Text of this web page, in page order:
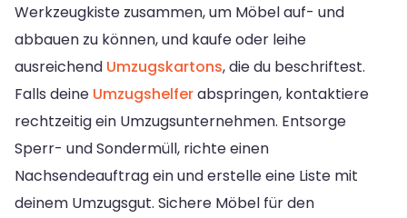
Werkzeugkiste zusammen, um Möbel auf- und
abbauen zu können, und kaufe oder leihe
ausreichend Umzugskartons, die du beschriftest.
Falls deine Umzugshelferabspringen, kontaktiere
rechtzeitig ein Umzugsunternehmen. Entsorge
Sperr- und Sondermüll, richte einen
Nachsendeauftrag ein und erstelle eine Liste mit
deinem Umzugsgut. Sichere Möbel für den